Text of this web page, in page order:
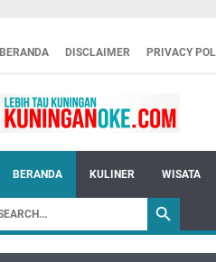
BERANDA DISCLAIMER PRIVACY
BERANDA KULINER WISATA